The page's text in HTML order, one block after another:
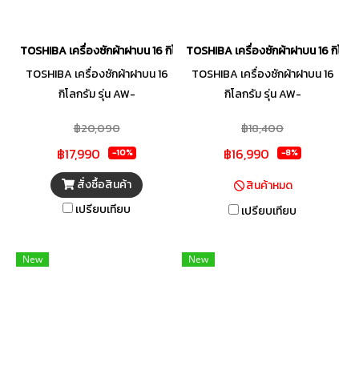
TOSHIBA เครื่องซักผ้าฝาบน 16 กิโลกรัม รุ่น AW-DUG1700WT(SS)
TOSHIBA เครื่องซักผ้าฝาบน 16
กิโลกรัม รุ่น AW-
นเลส Mega Power Wash S-DD
Inverter มอเตอร์แบบต่อตรง
ทำงานเงียบ และช่วยประหยัด
พลังงาน ดึงอากาศให้เข้าสู่ตัวถัง
ได้ทุกทิศทาง ผ้าจึงแห้งเร็วยิ่งขึ้น
กรองสิ่งสกปรกได้ทุกระดับน้ำ
฿20,090
฿17,990 -10%
สั่งซื้อสินค้า
เปรียบเทียบ
TOSHIBA เครื่องซักผ้าฝาบน 16 กิโล
TOSHIBA เครื่องซักผ้าฝาบน 16
กิโลกรัม รุ่น AW-
บนอัตโนมัติ 16 Kg S-DD Inverter
ถังซักสเตนเลส Mega Power
แบบต่อตรงทำงานเงียบ และช่วย
ประหยัดพลังงาน ดึงอากาศให้เข้า
ยิ่งขึ้น ฟิลเตอร์ดีไซน์ใหม่แบบ
฿18,400
฿16,990 -8%
สินค้าหมด
เปรียบเทียบ
New New